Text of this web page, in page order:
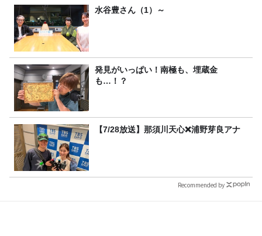
水谷豊さん（1）～
発見がいっぱい！南極も、埋蔵金
も…！？
【7/28放送】那須川天心❌浦野芽良アナ
Recommended by